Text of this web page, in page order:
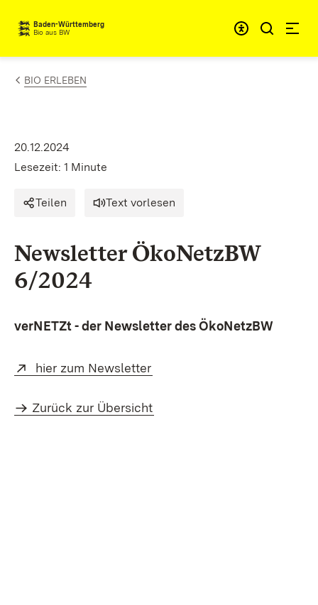
Zum Inhalt springen
Baden-Württemberg
Bio aus BW
BIO ERLEBEN
20.12.2024
Lesezeit: 1 Minute
Teilen Text vorlesen
Newsletter ÖkoNetzBW
6/2024
verNETZt - der Newsletter des ÖkoNetzBW
Extern:
hier zum Newsletter
Zurück zur Übersicht